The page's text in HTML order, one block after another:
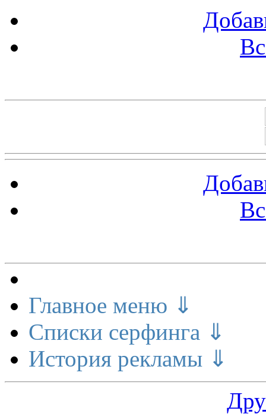
Главное меню ⇓
Списки серфинга ⇓
История рекламы ⇓